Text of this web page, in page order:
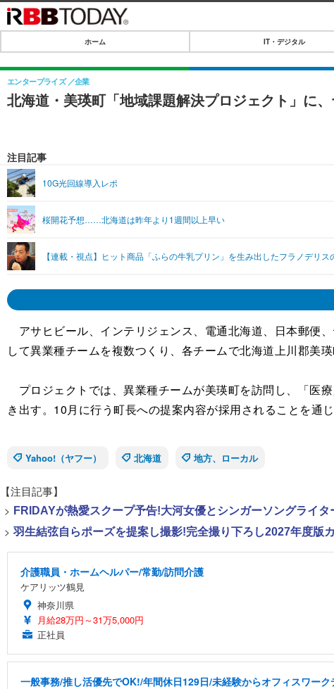
IT・デジタル
IT・デジタルTOP
SPEED TEST
ライフ
ペット
その他
リリース一覧
プッシュ通知の停止方法
ホーム IT・デジタル
北海道・美瑛町「地域課題解決プロジェクト」に
エンタープライズ 企業
注目記事
10G光回線導入レポ
桜開花予想……北海道は昨年より1週間以上早い
【連載・視点】ヒット商品「ふらの牛乳プリン」を生み出したフラノデリス
アサヒビール、インテリジェンス、電通北海道、日本郵便
して異業種チームを複数つくり、各チームで北海道上川郡美
プロジェクトでは、異業種チームが美瑛町を訪問し、「医
き出す。10月に行う町長への提案内容が採用されることを通
Yahoo!（ヤフー）
北海道 地方、ローカル
【注目記事】
> FRIDAYが熱愛スクープ予告!大河女優とシンガーソングライ
> 羽生結弦自らポーズを提案し撮影!完全撮り下ろし2027年度版
介護職員・ホームヘルパー/常勤/訪問介護
ケアリッツ鶴見
神奈川県
月給28万円～31万5,000円
正社員
一般事務/推し活優先でOK!/年間休日129日/未経験からオフィスワー